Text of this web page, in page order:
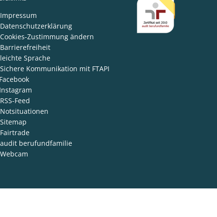
Impressum
Datenschutzerklärung
Cookies-Zustimmung ändern
Barrierefreiheit
leichte Sprache
Sichere Kommunikation mit FTAPI
Facebook
Instagram
RSS-Feed
Notsituationen
Sitemap
Fairtrade
audit berufundfamilie
Webcam